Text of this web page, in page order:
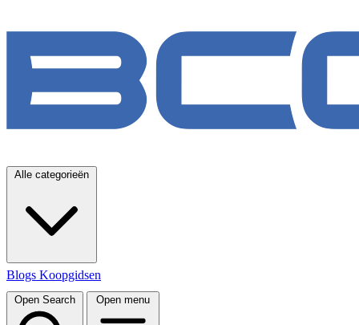
Alle categorieën
Blogs Koopgidsen
Open Search Open menu